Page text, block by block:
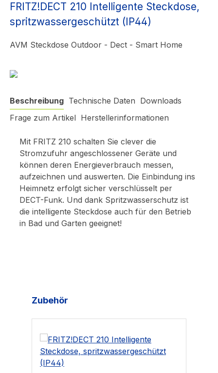
FRITZ!DECT 210 Intelligente Steckdose,
spritzwassergeschützt (IP44)
AVM Steckdose Outdoor - Dect - Smart Home
Beschreibung Technische Daten Downloads
Frage zum Artikel Herstellerinformationen
Mit FRITZ 210 schalten Sie clever die
Stromzufuhr angeschlossener Geräte und
können deren Energieverbrauch messen,
aufzeichnen und auswerten. Die Einbindung ins
Heimnetz erfolgt sicher verschlüsselt per
DECT-Funk. Und dank Spritzwasserschutz ist
die intelligente Steckdose auch für den Betrieb
in Bad und Garten geeignet!
Produktgalerie überspringen
Zubehör